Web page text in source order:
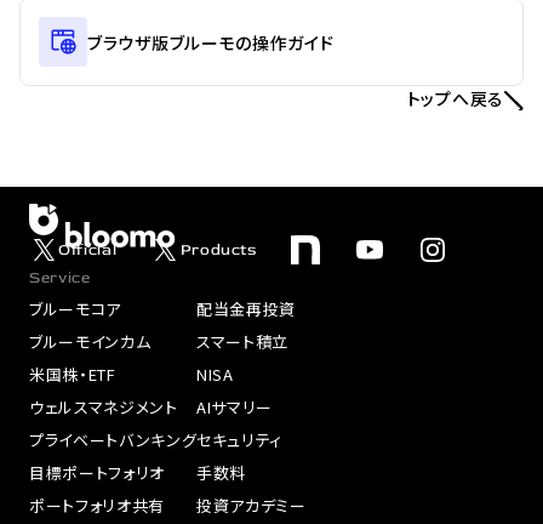
ブラウザ版ブルーモの操作ガイド
トップへ戻る
Official
Products
Service
ブルーモコア
ブルーモインカム
米国株・ETF
ウェルスマネジメント
プライベートバンキング
目標ポートフォリオ
ポートフォリオ共有
配当金再投資
スマート積立
NISA
AIサマリー
セキュリティ
手数料
投資アカデミー